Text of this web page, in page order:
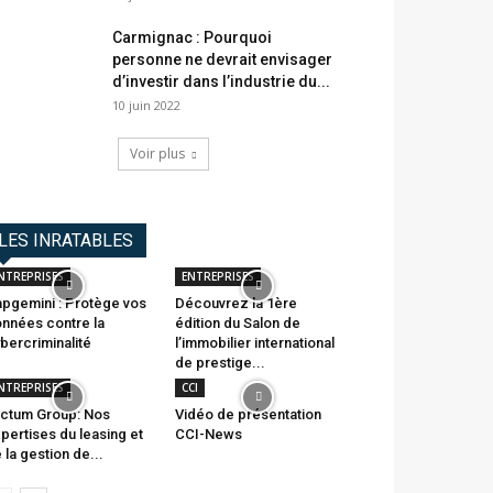
Carmignac : Pourquoi
personne ne devrait envisager
d’investir dans l’industrie du...
10 juin 2022
Voir plus
LES INRATABLES
: Protège vos
contre la
ENTREPRISES
Découvrez la 1ère
édition du Salon de
l’immobilier international
de prestige...
Group: Nos
du leasing et
la gestion de...
CCI
Vidéo de présentation
CCI-News